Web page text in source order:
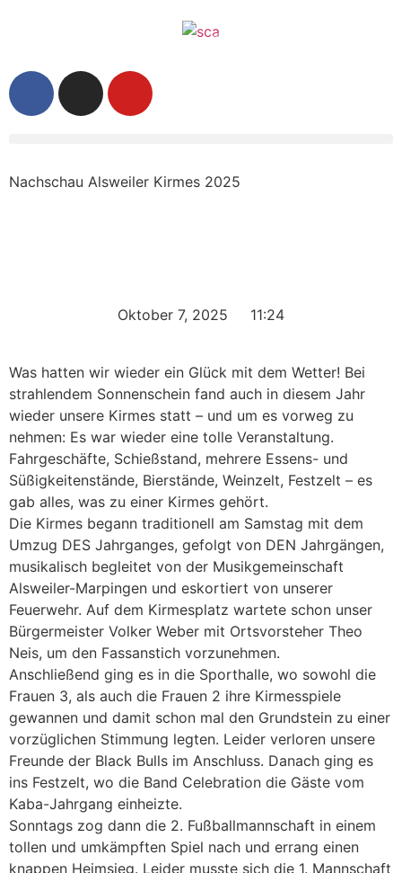
Nachschau Alsweiler Kirmes 2025
Oktober 7, 2025 11:24
Was hatten wir wieder ein Glück mit dem Wetter! Bei
strahlendem Sonnenschein fand auch in diesem Jahr
wieder unsere Kirmes statt – und um es vorweg zu
nehmen: Es war wieder eine tolle Veranstaltung.
Fahrgeschäfte, Schießstand, mehrere Essens- und
Süßigkeitenstände, Bierstände, Weinzelt, Festzelt – es
gab alles, was zu einer Kirmes gehört.
Die Kirmes begann traditionell am Samstag mit dem
Umzug DES Jahrganges, gefolgt von DEN Jahrgängen,
musikalisch begleitet von der Musikgemeinschaft
Alsweiler-Marpingen und eskortiert von unserer
Feuerwehr. Auf dem Kirmesplatz wartete schon unser
Bürgermeister Volker Weber mit Ortsvorsteher Theo
Neis, um den Fassanstich vorzunehmen.
Anschließend ging es in die Sporthalle, wo sowohl die
Frauen 3, als auch die Frauen 2 ihre Kirmesspiele
gewannen und damit schon mal den Grundstein zu einer
vorzüglichen Stimmung legten. Leider verloren unsere
Freunde der Black Bulls im Anschluss. Danach ging es
ins Festzelt, wo die Band Celebration die Gäste vom
Kaba-Jahrgang einheizte.
Sonntags zog dann die 2. Fußballmannschaft in einem
tollen und umkämpften Spiel nach und errang einen
knappen Heimsieg. Leider musste sich die 1. Mannschaft